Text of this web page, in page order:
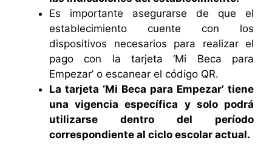
Es importante asegurarse de que el
establecimiento cuente con los
dispositivos necesarios para realizar el
pago con la tarjeta ‘Mi Beca para
Empezar’ o escanear el código QR.
La tarjeta ‘Mi Beca para Empezar’ tiene
una vigencia específica y solo podrá
utilizarse dentro del período
correspondiente al ciclo escolar actual.